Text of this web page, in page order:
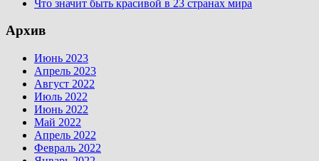
Что значит быть красивой в 23 странах мира
Архив
Июнь 2023
Апрель 2023
Август 2022
Июль 2022
Июнь 2022
Май 2022
Апрель 2022
Февраль 2022